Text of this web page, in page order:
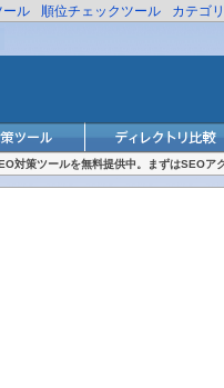
ール 順位チェックツール カテゴ
対策ツールを無料提供中。まずはSEOア